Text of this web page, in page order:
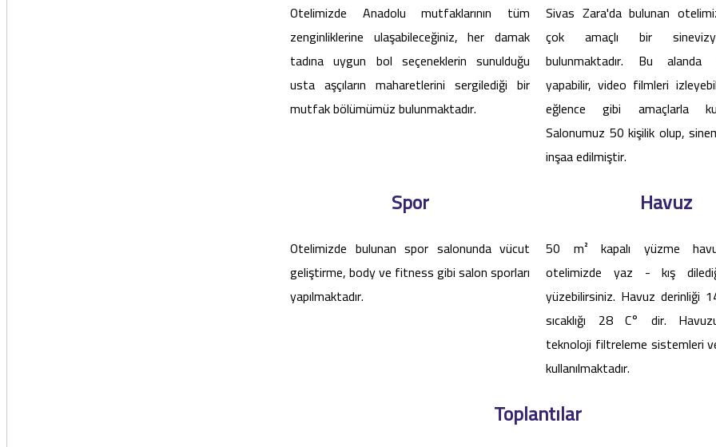
Otelimizde Anadolu mutfaklarının tüm
zenginliklerine ulaşabileceğiniz, her damak
tadına uygun bol seçeneklerin sunulduğu
usta aşçıların maharetlerini sergilediği bir
mutfak bölümümüz bulunmaktadır.
Sivas Zara'da bulunan
çok amaçlı bir
bulunmaktadır. Bu alanda
yapabilir, video filmleri
eğlence gibi amaçlarla
Salonumuz 50 kişilik olup,
inşaa edilmiştir.
Spor
Otelimizde bulunan spor salonunda vücut
geliştirme, body ve fitness gibi salon sporları
yapılmaktadır.
Havuz
50 m² kapalı yüzme
otelimizde yaz - kış
yüzebilirsiniz. Havuz derinliği
sıcaklığı 28 C° dir.
teknoloji filtreleme sistemleri
kullanılmaktadır.
Toplantılar